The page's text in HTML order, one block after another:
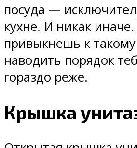
посуда —
кухне. И никак
привыкнешь к такому
наводить порядок
гораздо реже.
Крышка